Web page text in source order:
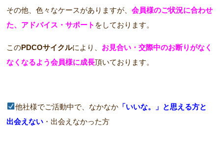
その他、色々なケースがありますが、会員様のご状況に合わせ
た、アドバイス・サポート をしております。
このPDCOサイクルにより、 お見合い・交際中のお断りがなく
なくなるよう会員様に成長頂いております。
他社様でご活動中で、なかなか 「いいな。」と思える方と
出会えない ・出会えなかった方